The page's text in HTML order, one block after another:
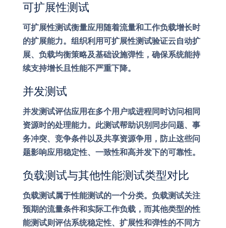
可扩展性测试
可扩展性测试衡量应用随着流量和工作负载增长时
的扩展能力。组织利用可扩展性测试验证云自动扩
展、负载均衡策略及基础设施弹性，确保系统能持
续支持增长且性能不严重下降。
并发测试
并发测试评估应用在多个用户或进程同时访问相同
资源时的处理能力。此测试帮助识别同步问题、事
务冲突、竞争条件以及共享资源争用，防止这些问
题影响应用稳定性、一致性和高并发下的可靠性。
负载测试与其他性能测试类型对比
负载测试属于性能测试的一个分类。负载测试关注
预期的流量条件和实际工作负载，而其他类型的性
能测试则评估系统稳定性、扩展性和弹性的不同方